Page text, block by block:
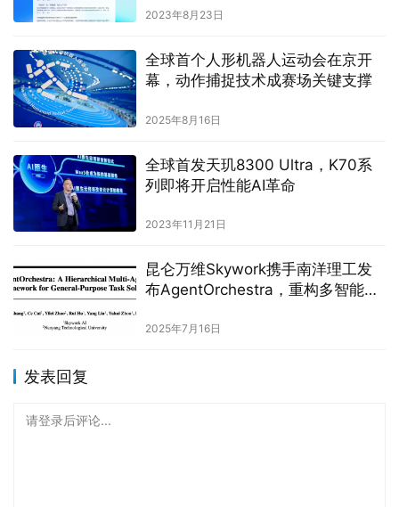
2023年8月23日
全球首个人形机器人运动会在京开
幕，动作捕捉技术成赛场关键支撑
2025年8月16日
全球首发天玑8300 Ultra，K70系
列即将开启性能AI革命
2023年11月21日
昆仑万维Skywork携手南洋理工发
布AgentOrchestra，重构多智能体
2025年7月16日
发表回复
请登录后评论...